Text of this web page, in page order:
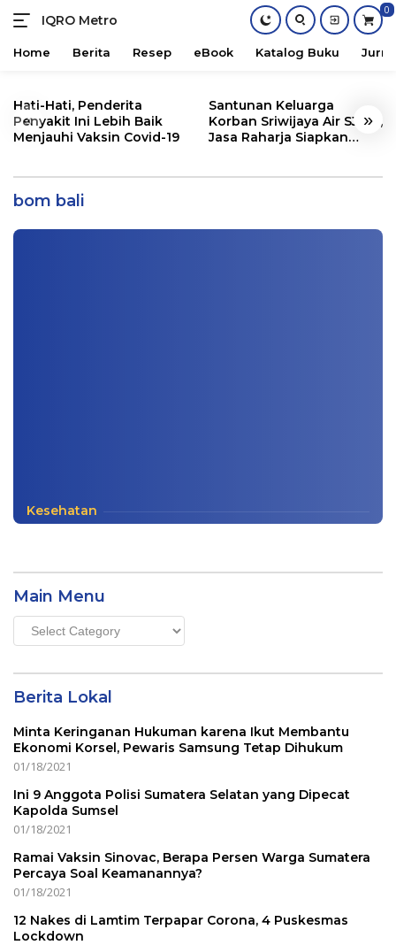
content
IQRO Metro
Lets
Bright
0
Home Berita Resep eBook Katalog Buku
« »
Hati-Hati, Penderita
Penyakit Ini Lebih Baik
Menjauhi Vaksin Covid-19
Santunan Keluarga
Korban Sriwijaya Air SJ182,
Jasa Raharja Siapkan
bom bali
Dulu dan Sekarang Versi Upik
Info Lampung
Kesehatan
Main Menu
Main
Menu
Berita Lokal
Minta Keringanan Hukuman karena Ikut Membantu
Ekonomi Korsel, Pewaris Samsung Tetap Dihukum
01/18/2021
Ini 9 Anggota Polisi Sumatera Selatan yang Dipecat
Kapolda Sumsel
01/18/2021
Ramai Vaksin Sinovac, Berapa Persen Warga Sumatera
Percaya Soal Keamanannya?
01/18/2021
12 Nakes di Lamtim Terpapar Corona, 4 Puskesmas
Lockdown